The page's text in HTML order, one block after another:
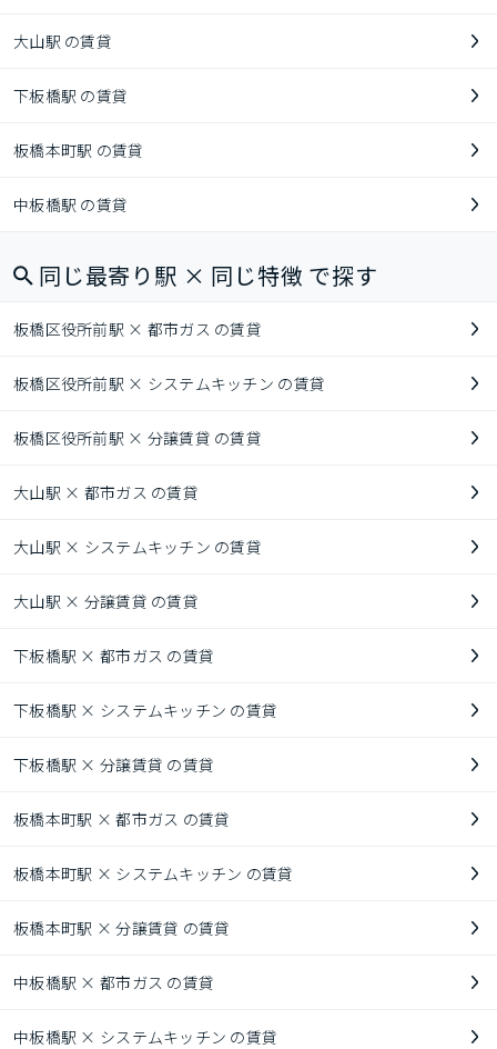
大山駅 の賃貸
下板橋駅 の賃貸
板橋本町駅 の賃貸
中板橋駅 の賃貸
同じ最寄り駅 × 同じ特徴 で探す
板橋区役所前駅 × 都市ガス の賃貸
板橋区役所前駅 × システムキッチン の賃貸
板橋区役所前駅 × 分譲賃貸 の賃貸
大山駅 × 都市ガス の賃貸
大山駅 × システムキッチン の賃貸
大山駅 × 分譲賃貸 の賃貸
下板橋駅 × 都市ガス の賃貸
下板橋駅 × システムキッチン の賃貸
下板橋駅 × 分譲賃貸 の賃貸
板橋本町駅 × 都市ガス の賃貸
板橋本町駅 × システムキッチン の賃貸
板橋本町駅 × 分譲賃貸 の賃貸
中板橋駅 × 都市ガス の賃貸
中板橋駅 × システムキッチン の賃貸